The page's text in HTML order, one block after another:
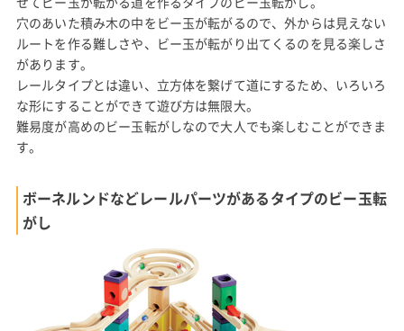
穴のあいた積み木の中をビー玉が転がるので、外からは見えない
ルートを作る難しさや、ビー玉が転がり出てくるのを見る楽しさ
があります。
レールタイプとは違い、立方体を繋げて道にするため、いろいろ
な形にすることができて遊び方は無限大。
難易度が高めのビー玉転がしなので大人でも楽しむことができま
す。
ボーネルンドなどレールパーツがあるタイプのビー玉転
がし